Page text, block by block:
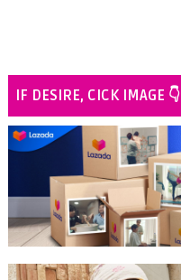
IF DESIRE, CICK IMAGE 👇